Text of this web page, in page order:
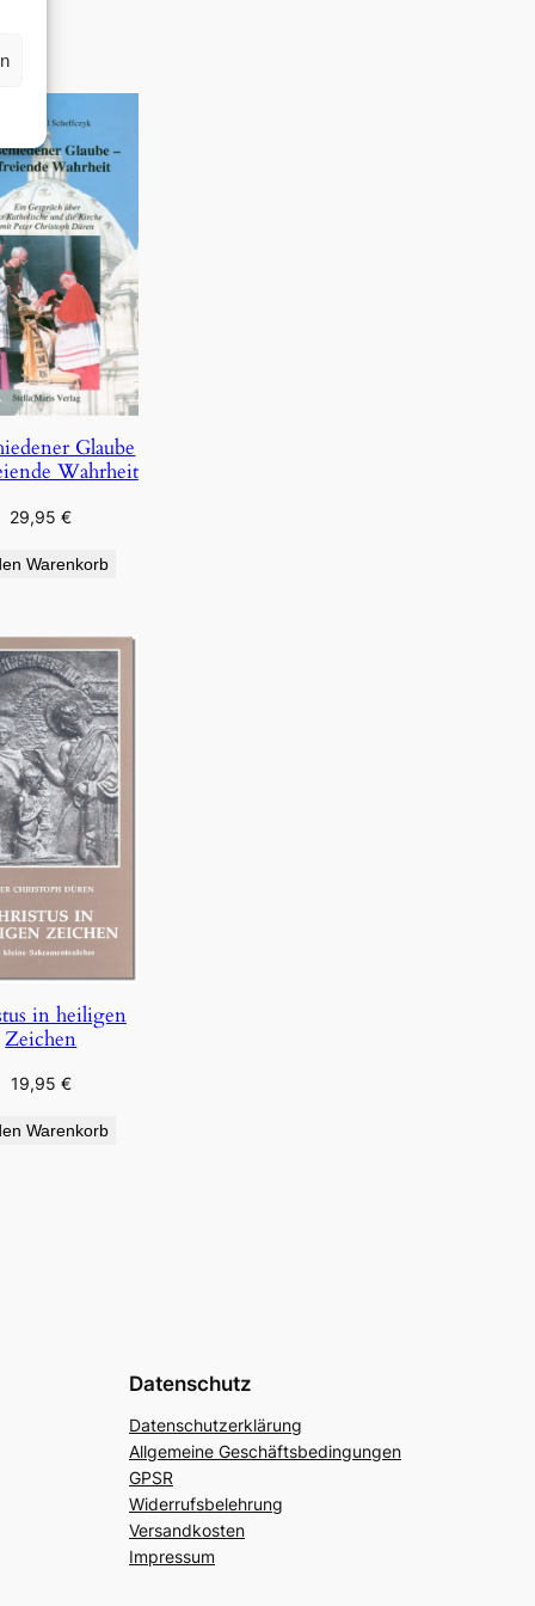
Glaube
Wahrheit
29,95€
Warenkorb
in heiligen
Zeichen
19,95 €
Warenkorb
Datenschutz
Datenschutzerklärung
Allgemeine Geschäftsbedingungen
GPSR
Widerrufsbelehrung
Versandkosten
Impressum